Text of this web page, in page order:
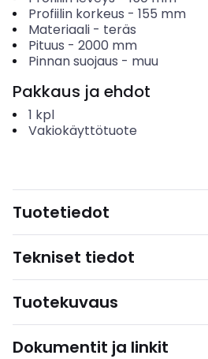
Profiilin korkeus - 155 mm
Materiaali- teräs
Pituus - 2000 mm
Pinnan suojaus - muu
Pakkaus ja ehdot
1 kpl
Vakiokäyttötuote
Tuotetiedot
Tekniset tiedot
Tuotekuvaus
Dokumentit ja linkit